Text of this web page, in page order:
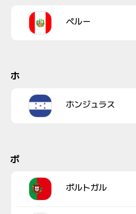
ペルー
ホ
ホンジュラス
ポ
ポルトガル